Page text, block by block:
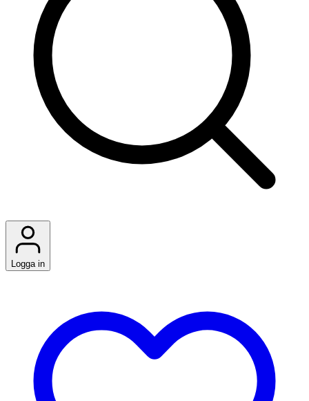
Logga in